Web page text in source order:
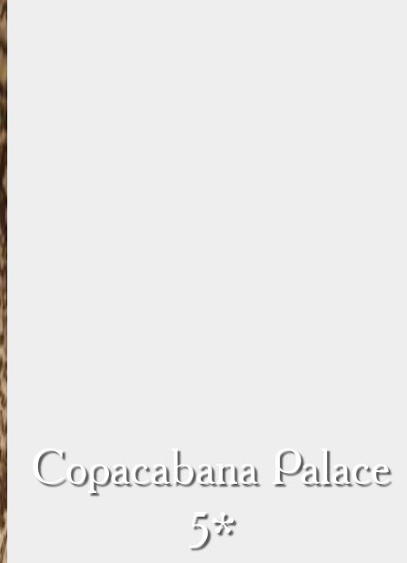
Copacabana Palace
5*